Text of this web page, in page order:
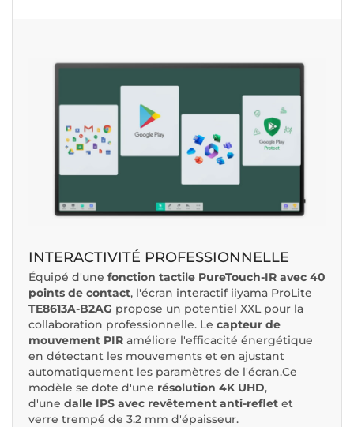
INTERACTIVITÉ PROFESSIONNELLE
Équipé d'une fonction tactile PureTouch-IR avec 40
points de contact, l'écran interactif iiyama ProLite
TE8613A-B2AG propose un potentiel XXL pour la
collaboration professionnelle. Le capteur de
mouvement PIR améliore l'efficacité énergétique
en détectant les mouvements et en ajustant
automatiquement les paramètres de l'écran.Ce
modèle se dote d'une résolution 4K UHD,
d'une dalle IPS avec revêtement anti-reflet et
verre trempé de 3.2 mm d'épaisseur.